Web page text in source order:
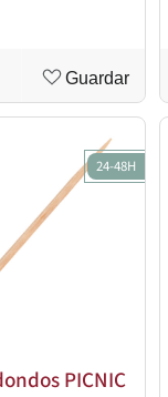
Guardar
24-48H
PICNIC